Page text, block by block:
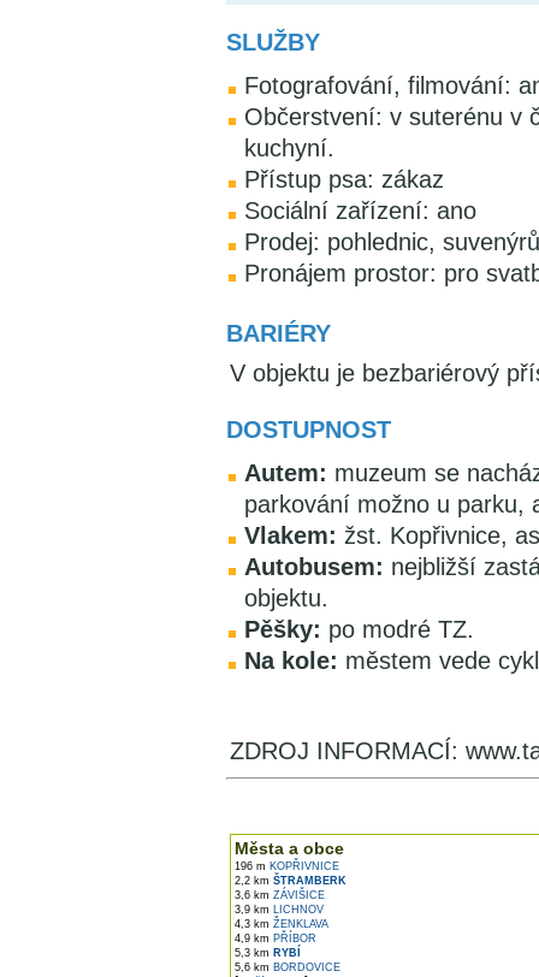
SLUŽBY
Fotografování, filmování:
Občerstvení: v suterénu v
kuchyní.
Přístup psa: zákaz
Sociální zařízení: ano
Prodej: pohlednic,
Pronájem prostor: pro
BARIÉRY
V objektu je bezbariérový
DOSTUPNOST
Autem: muzeum se
parkování možno u parku,
Vlakem: žst. Kopřivnice,
Autobusem: nejbližší
objektu.
Pěšky: po modré TZ.
Na kole: městem vede
ZDROJ INFORMACÍ:
Města a obce
196 m KOPŘIVNICE
2,2 km ŠTRAMBERK
3,6 km ZÁVIŠICE
3,9 km LICHNOV
4,3 km ŽENKLAVA
4,9 km PŘÍBOR
5,3 km RYBÍ
5,6 km BORDOVICE